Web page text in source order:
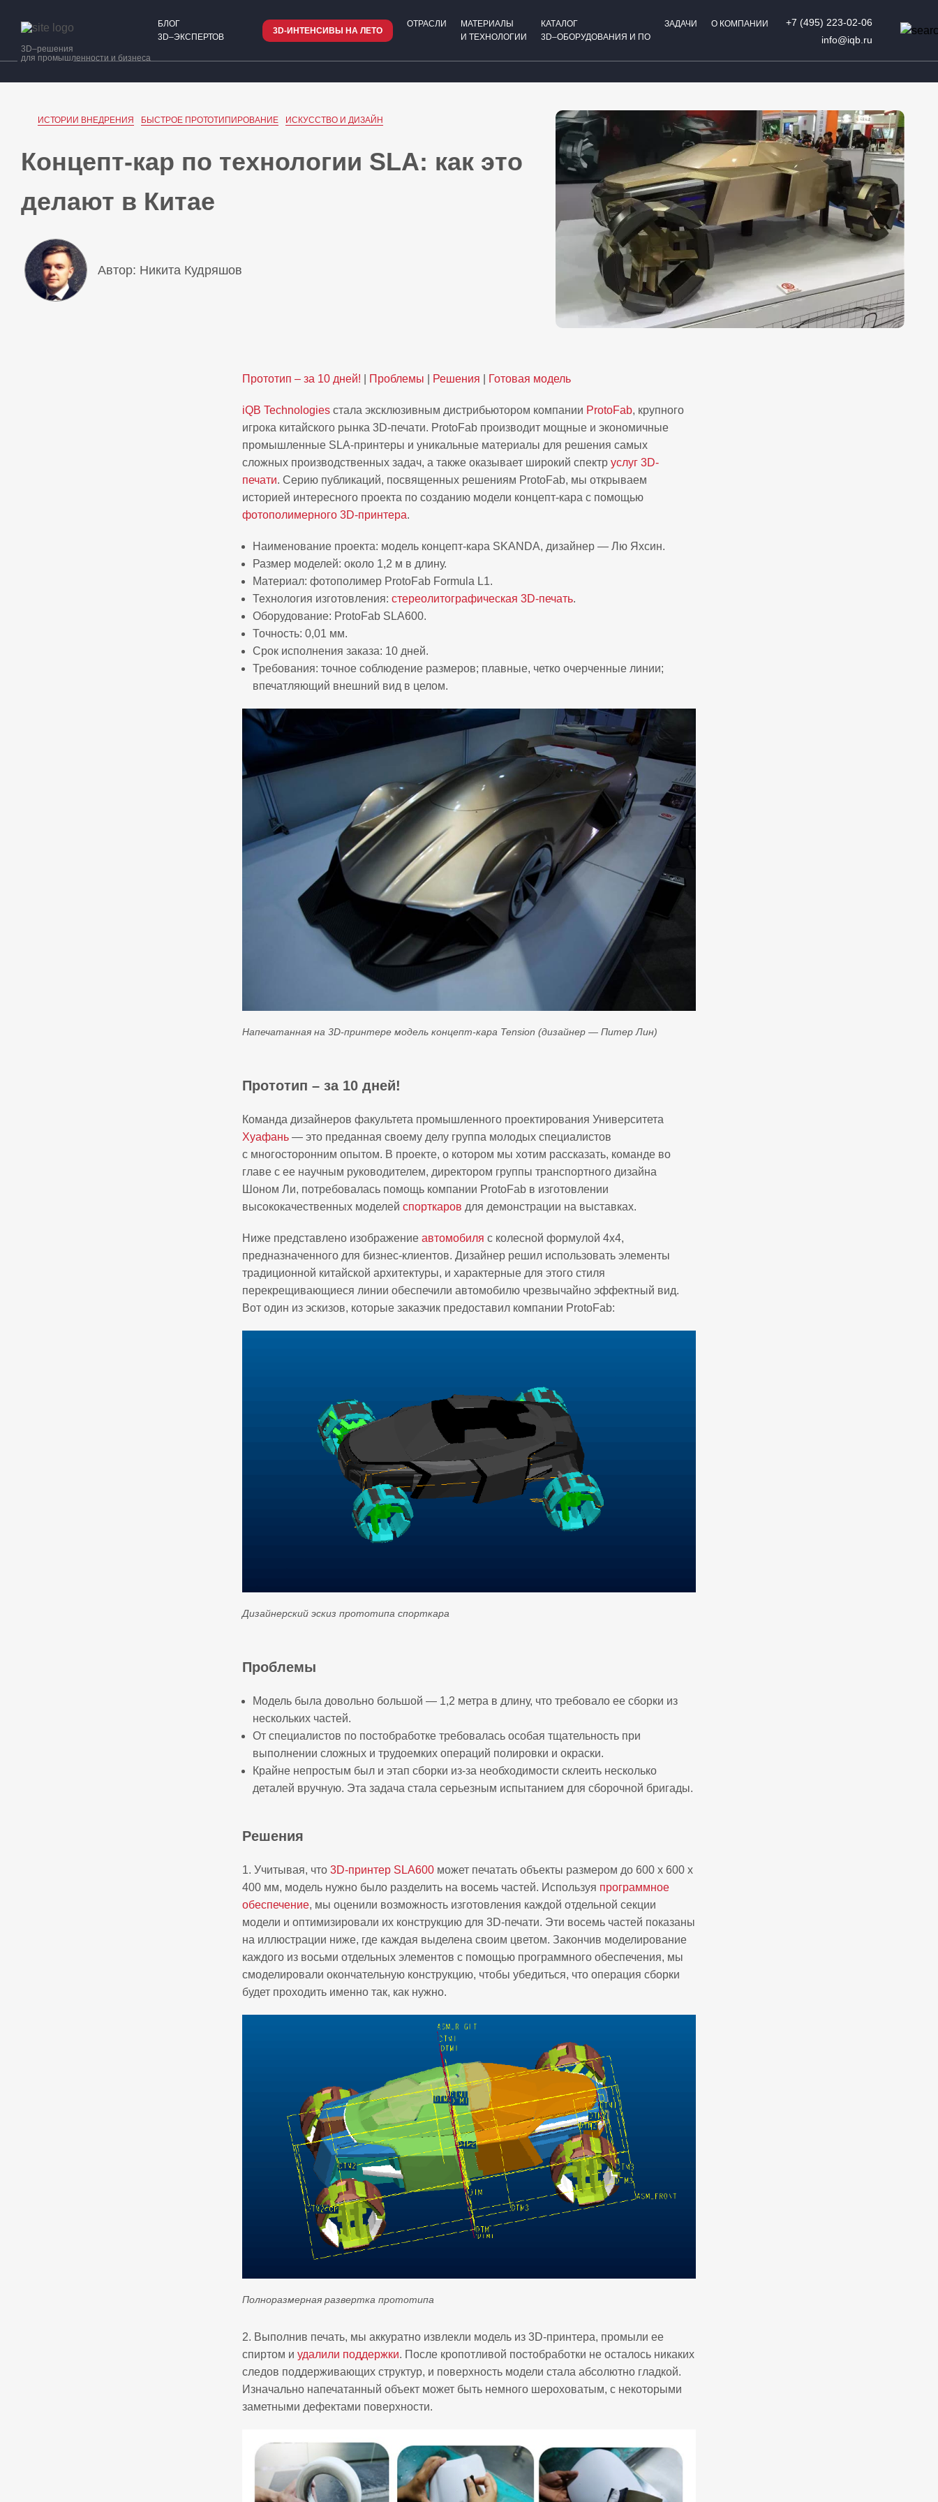
3D–решения
для промышленности и бизнеса
БЛОГ
3D–ЭКСПЕРТОВ
3D-ИНТЕНСИВЫ НА ЛЕТО
ОТРАСЛИ
МАТЕРИАЛЫ
И ТЕХНОЛОГИИ
КАТАЛОГ
3D–ОБОРУДОВАНИЯ И ПО
ЗАДАЧИ О КОМПАНИИ
+7 (495) 223-02-06
info@iqb.ru
ИСТОРИИ ВНЕДРЕНИЯ БЫСТРОЕ ПРОТОТИПИРОВАНИЕ ИСКУССТВО И ДИЗАЙН
Концепт-кар по технологии SLA: как это
делают в Китае
Автор: Никита Кудряшов
Прототип – за 10 дней! Проблемы Решения Готовая модель
iQB Technologies стала эксклюзивным дистрибьютором компании ProtoFab, крупного
игрока китайского рынка 3D-печати. ProtoFab производит мощные и экономичные
промышленные SLA-принтеры и уникальные материалы для решения самых
сложных производственных задач, а также оказывает широкий спектр услуг 3D-
печати. Серию публикаций, посвященных решениям ProtoFab, мы открываем
историей интересного проекта по созданию модели концепт-кара с помощью
фотополимерного 3D-принтера.
Наименование проекта: модель концепт-кара SKANDA, дизайнер — Лю Яхсин.
Размер моделей: около 1,2 м в длину.
Материал: фотополимер ProtoFab Formula L1.
Технология изготовления: стереолитографическая 3D-печать.
Оборудование: ProtoFab SLA600.
Точность: 0,01 мм.
Срок исполнения заказа: 10 дней.
Требования: точное соблюдение размеров; плавные, четко очерченные линии;
впечатляющий внешний вид в целом.
Напечатанная на 3D-принтере модель концепт-кара Tension (дизайнер — Питер Лин)
Прототип – за 10 дней!
Команда дизайнеров факультета промышленного проектирования Университета
Хуафань — это преданная своему делу группа молодых специалистов
с многосторонним опытом. В проекте, о котором мы хотим рассказать, команде во
главе с ее научным руководителем, директором группы транспортного дизайна
Шоном Ли, потребовалась помощь компании ProtoFab в изготовлении
высококачественных моделей спорткаров для демонстрации на выставках.
Ниже представлено изображение автомобиля с колесной формулой 4x4,
предназначенного для бизнес-клиентов. Дизайнер решил использовать элементы
традиционной китайской архитектуры, и характерные для этого стиля
перекрещивающиеся линии обеспечили автомобилю чрезвычайно эффектный вид.
Вот один из эскизов, которые заказчик предоставил компании ProtoFab:
Дизайнерский эскиз прототипа спорткара
Проблемы
Модель была довольно большой — 1,2 метра в длину, что требовало ее сборки из
нескольких частей.
От специалистов по постобработке требовалась особая тщательность при
выполнении сложных и трудоемких операций полировки и окраски.
Крайне непростым был и этап сборки из-за необходимости склеить несколько
деталей вручную. Эта задача стала серьезным испытанием для сборочной бригады.
Решения
1. Учитывая, что 3D-принтер SLA600 может печатать объекты размером до 600 x 600 x
400 мм, модель нужно было разделить на восемь частей. Используя программное
обеспечение, мы оценили возможность изготовления каждой отдельной секции
модели и оптимизировали их конструкцию для 3D-печати. Эти восемь частей показаны
на иллюстрации ниже, где каждая выделена своим цветом. Закончив моделирование
каждого из восьми отдельных элементов с помощью программного обеспечения, мы
смоделировали окончательную конструкцию, чтобы убедиться, что операция сборки
будет проходить именно так, как нужно.
Полноразмерная развертка прототипа
2. Выполнив печать, мы аккуратно извлекли модель из 3D-принтера, промыли ее
спиртом и удалили поддержки. После кропотливой постобработки не осталось никаких
следов поддерживающих структур, и поверхность модели стала абсолютно гладкой.
Изначально напечатанный объект может быть немного шероховатым, с некоторыми
заметными дефектами поверхности.